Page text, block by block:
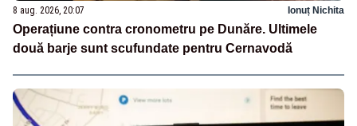
8 aug. 2026, 20:07 Ionuț Nichita
Operațiune contra cronometru pe Dunăre. Ultimele
două barje sunt scufundate pentru Cernavodă